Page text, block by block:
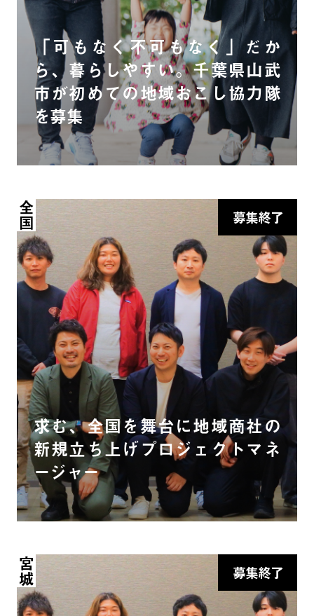
「可もなく不可もなく」だか
ら、暮らしやすい。千葉県山武
市が初めての地域おこし協力隊
を募集
募集終了
全国
求む、全国を舞台に地域商社の
新規立ち上げプロジェクトマネ
ージャー
募集終了
宮城